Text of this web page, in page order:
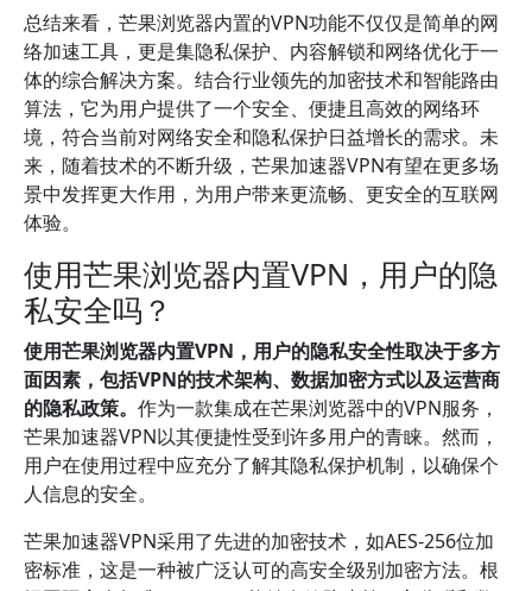
总结来看，芒果浏览器内置的VPN功能不仅仅是简单的网
络加速工具，更是集隐私保护、内容解锁和网络优化于一
体的综合解决方案。结合行业领先的加密技术和智能路由
算法，它为用户提供了一个安全、便捷且高效的网络环
境，符合当前对网络安全和隐私保护日益增长的需求。未
来，随着技术的不断升级，芒果加速器VPN有望在更多场
景中发挥更大作用，为用户带来更流畅、更安全的互联网
体验。
使用芒果浏览器内置VPN，用户的隐
私安全吗？
使用芒果浏览器内置VPN，用户的隐私安全性取决于多方
面因素，包括VPN的技术架构、数据加密方式以及运营商
的隐私政策。 作为一款集成在芒果浏览器中的VPN服务，
芒果加速器VPN以其便捷性受到许多用户的青睐。然而，
用户在使用过程中应充分了解其隐私保护机制，以确保个
人信息的安全。
芒果加速器VPN采用了先进的加密技术，如AES-256位加
密标准，这是一种被广泛认可的高安全级别加密方法。根